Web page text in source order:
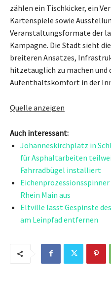
zählen ein Tischkicker, ein
Kartenspiele sowie
Veranstaltungsformate der
Kampagne. Die Stadt sieht
breiteren Ansatzes,
hitzetauglich zu machen und
Aufenthaltskomfort in der
Quelle anzeigen
Auch interessant:
Johanneskirchplatz in
für Asphaltarbeiten
Fahrradbügel installiert
Rhein Main aus
Eltville lässt Gespinste
am Leinpfad entfernen